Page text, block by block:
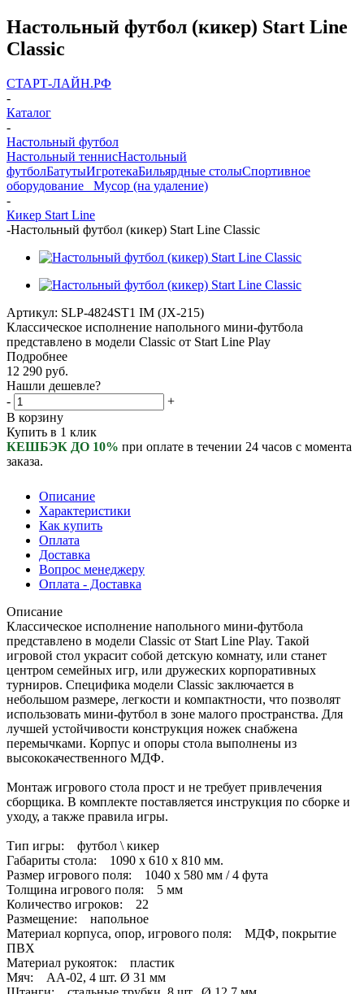
Настольный футбол (кикер) Start Line
Сlassic
СТАРТ-ЛАЙН.РФ
-
Каталог
-
Настольный футбол
Настольный теннисНастольный
футболБатутыИгротекаБильярдные столыСпортивное
оборудование _ Мусор (на удаление)
-
Кикер Start Line
-Настольный футбол (кикер) Start Line Сlassic
Артикул: SLP-4824ST1 IM (JX-215)
Классическое исполнение напольного мини-футбола
представлено в модели Сlassic от Start Line Play
Подробнее
12 290 руб.
Нашли дешевле?
-
+
В корзину
Купить в 1 клик
КЕШБЭК ДО 10% при оплате в течении 24 часов с момента
заказа.
Описание
Характеристики
Как купить
Оплата
Доставка
Вопрос менеджеру
Оплата - Доставка
Описание
Классическое исполнение напольного мини-футбола
представлено в модели Сlassic от Start Line Play. Такой
игровой стол украсит собой детскую комнату, или станет
центром семейных игр, или дружеских корпоративных
турниров. Специфика модели Сlassic заключается в
небольшом размере, легкости и компактности, что позволят
использовать мини-футбол в зоне малого пространства. Для
лучшей устойчивости конструкция ножек снабжена
перемычками. Корпус и опоры стола выполнены из
высококачественного МДФ.
Монтаж игрового стола прост и не требует привлечения
сборщика. В комплекте поставляется инструкция по сборке и
уходу, а также правила игры.
Тип игры: футбол \ кикер
Габариты стола: 1090 x 610 x 810 мм.
Размер игрового поля: 1040 х 580 мм / 4 фута
Толщина игрового поля: 5 мм
Количество игроков: 22
Размещение: напольное
Материал корпуса, опор, игрового поля: МДФ, покрытие
ПВХ
Материал рукояток: пластик
Мяч: АА-02, 4 шт. Ø 31 мм